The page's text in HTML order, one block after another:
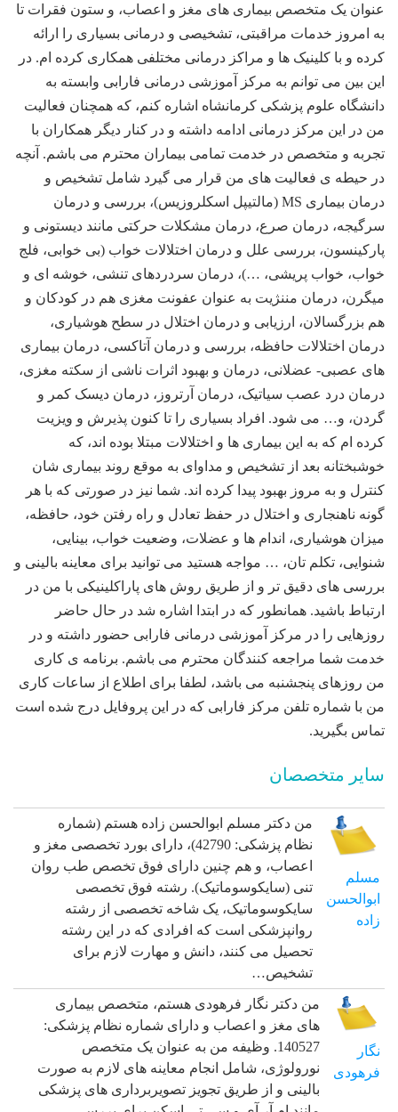
عنوان یک متخصص بیماری های مغز و اعصاب، و ستون فقرات تا
به امروز خدمات مراقبتی، تشخیصی و درمانی بسیاری را ارائه
کرده و با کلینیک ها و مراکز درمانی مختلفی همکاری کرده ام. در
این بین می توانم به مرکز آموزشی درمانی فارابی وابسته به
دانشگاه علوم پزشکی کرمانشاه اشاره کنم، که همچنان فعالیت
من در این مرکز درمانی ادامه داشته و در کنار دیگر همکاران با
تجربه و متخصص در خدمت تمامی بیماران محترم می باشم. آنچه
در حیطه ی فعالیت های من قرار می گیرد شامل تشخیص و
درمان بیماری MS (مالتیپل اسکلروزیس)، بررسی و درمان
سرگیجه، درمان صرع، درمان مشکلات حرکتی مانند دیستونی و
پارکینسون، بررسی علل و درمان اختلالات خواب (بی خوابی، فلج
خواب، خواب پریشی، …)، درمان سردردهای تنشی، خوشه ای و
میگرن، درمان مننژیت به عنوان عفونت مغزی هم در کودکان و
هم بزرگسالان، ارزیابی و درمان اختلال در سطح هوشیاری،
درمان اختلالات حافظه، بررسی و درمان آتاکسی، درمان بیماری
های عصبی- عضلانی، درمان و بهبود اثرات ناشی از سکته مغزی،
درمان درد عصب سیاتیک، درمان آرتروز، درمان دیسک کمر و
گردن، و… می شود. افراد بسیاری را تا کنون پذیرش و ویزیت
کرده ام که به این بیماری ها و اختلالات مبتلا بوده اند، که
خوشبختانه بعد از تشخیص و مداوای به موقع روند بیماری شان
کنترل و به مروز بهبود پیدا کرده اند. شما نیز در صورتی که با هر
گونه ناهنجاری و اختلال در حفظ تعادل و راه رفتن خود، حافظه،
میزان هوشیاری، اندام ها و عضلات، وضعیت خواب، بینایی،
شنوایی، تکلم تان، … مواجه هستید می توانید برای معاینه بالینی و
بررسی های دقیق تر و از طریق روش های پاراکلینیکی با من در
ارتباط باشید. همانطور که در ابتدا اشاره شد در حال حاضر
روزهایی را در مرکز آموزشی درمانی فارابی حضور داشته و در
خدمت شما مراجعه کنندگان محترم می باشم. برنامه ی کاری
من روزهای پنجشنبه می باشد، لطفا برای اطلاع از ساعات کاری
من با شماره تلفن مرکز فارابی که در این پروفایل درج شده است
تماس بگیرید.
سایر متخصصان
مسلم
ابوالحسن
زاده
من دکتر مسلم ابوالحسن زاده هستم (شماره
نظام پزشکی: 42790)، دارای بورد تخصصی مغز و
اعصاب، و هم چنین دارای فوق تخصص طب روان‌
تنی (سایکوسوماتیک). رشته فوق تخصصی
سایکوسوماتیک، یک شاخه تخصصی از رشته
روانپزشکی است که افرادی که در این رشته
تحصیل می کنند، دانش و مهارت لازم برای
تشخیص…
نگار
فرهودی
من دکتر نگار فرهودی هستم، متخصص بیماری
های مغز و اعصاب و دارای شماره نظام پزشکی:
140527. وظیفه من به عنوان یک متخصص
نورولوژی، شامل انجام معاینه های لازم به صورت
بالینی و از طریق تجویز تصویربرداری های پزشکی